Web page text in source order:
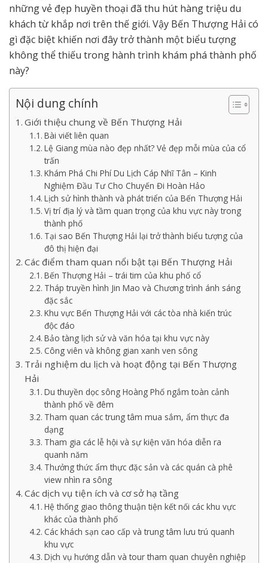
những vẻ đẹp huyền thoại đã thu hút hàng triệu du
khách từ khắp nơi trên thế giới. Vậy Bến Thượng Hải có
gì đặc biệt khiến nơi đây trở thành một biểu tượng
không thể thiếu trong hành trình khám phá thành phố
này?
Nội dung chính
Giới thiệu chung về Bến Thượng Hải
Bài viết liên quan
Lệ Giang mùa nào đẹp nhất? Vẻ đẹp mỗi mùa của cổ
trấn
Khám Phá Chi Phí Du Lịch Cáp Nhĩ Tân – Kinh
Nghiệm Đầu Tư Cho Chuyến Đi Hoàn Hảo
Lịch sử hình thành và phát triển của Bến Thượng Hải
Vị trí địa lý và tầm quan trọng của khu vực này trong
thành phố
Tại sao Bến Thượng Hải lại trở thành biểu tượng của
đô thị hiện đại
Các điểm tham quan nổi bật tại Bến Thượng Hải
Bến Thượng Hải – trái tim của khu phố cổ
Tháp truyền hình Jin Mao và Chương trình ánh sáng
đặc sắc
Khu vực Bến Thượng Hải với các tòa nhà kiến trúc
độc đáo
Bảo tàng lịch sử và văn hóa tại khu vực này
Công viên và không gian xanh ven sông
Trải nghiệm du lịch và hoạt động tại Bến Thượng
Hải
Du thuyền dọc sông Hoàng Phố ngắm toàn cảnh
thành phố về đêm
Tham quan các trung tâm mua sắm, ẩm thực đa
dạng
Tham gia các lễ hội và sự kiện văn hóa diễn ra
quanh năm
Thưởng thức ẩm thực đặc sản và các quán cà phê
view nhìn ra sông
Các dịch vụ tiện ích và cơ sở hạ tầng
Hệ thống giao thông thuận tiện kết nối các khu vực
khác của thành phố
Các khách sạn cao cấp và trung tâm lưu trú quanh
khu vực
Dịch vụ hướng dẫn và tour tham quan chuyên nghiệp